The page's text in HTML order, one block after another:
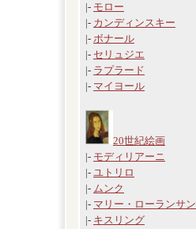
|- モロー
|- カンディンスキー
|- ボナール
|- セリュジエ
|- ラプラード
|- マイヨール
20世紀絵画
|- モディリアーニ
|- ユトリロ
|- ムンク
|- マリー・ローランサン
|- キスリング